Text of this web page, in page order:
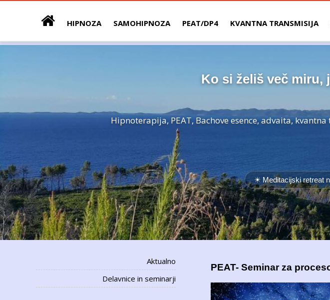
HIPNOZA SAMOHIPNOZA PEAT/DP4 KVANTNA TRANSMISIJA
Ko si želiš več miru,
Hipnoterapija, PEAT, Bachove esence, advaita,
☀ Meditacijski retreat
PEAT- Seminar za
Aktualno
Delavnice in seminarji